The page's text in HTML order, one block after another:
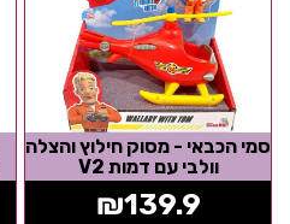
סמי הכבאי - מסוק חילוץ והצלה
וולבי עם דמות V2
₪139.9